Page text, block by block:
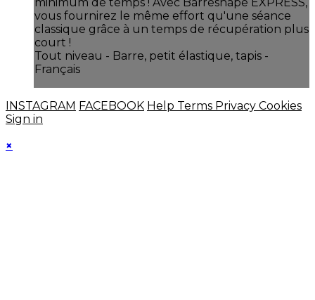
vous fournirez le même effort qu'une séance
classique grâce à un temps de récupération plus
court !
Tout niveau - Barre, petit élastique, tapis -
Français
INSTAGRAM FACEBOOK Help Terms Privacy Cookies
Sign in
×